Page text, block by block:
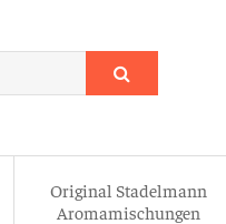
Original Stadelmann
Aromamischungen